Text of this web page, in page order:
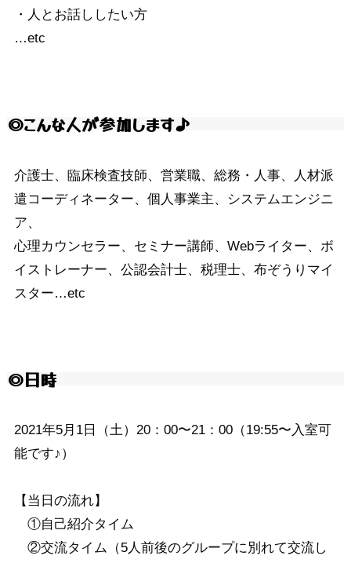
・人とお話ししたい方
…etc
◎こんな人が参加します♪
介護士、臨床検査技師、営業職、総務・人事、人材派
遣コーディネーター、個人事業主、システムエンジニ
ア、
心理カウンセラー、セミナー講師、Webライター、ボ
イストレーナー、公認会計士、税理士、布ぞうりマイ
スター…etc
◎日時
2021年5月1日（土）20：00〜21：00（19:55〜入室可
能です♪）
【当日の流れ】
①自己紹介タイム
②交流タイム（5人前後のグループに別れて交流し